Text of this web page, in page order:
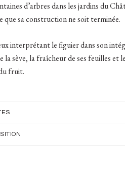
d’arbres dans les jardins du
que sa construction ne soit terminée.
interprétant le figuier dans son
la sève, la fraîcheur de ses feuilles et
fruit.